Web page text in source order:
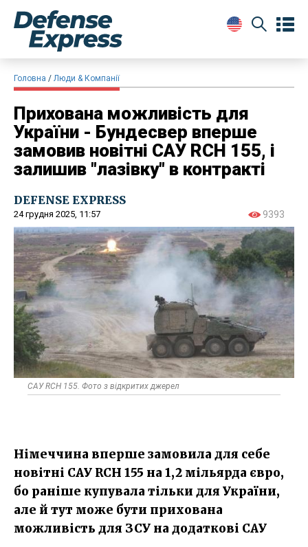
Головна Люди & Компанії
Прихована можливість для
України - Бундесвер вперше
замовив новітні САУ RCH 155, і
залишив "лазівку" в контракті
DEFENSE EXPRESS
24 грудня 2025, 11:57 9393
САУ RCH 155. Фото з відкритих джерел
Німеччина вперше замовила для себе
новітні САУ RCH 155 на 1,2 мільярда євро,
бо раніше купувала тільки для України,
але й тут може бути прихована
можливість для ЗСУ на додаткові САУ